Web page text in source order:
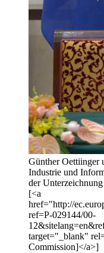
Günther Oettiinger
Industrie und
der
[<a
href="http://
ref=P-029144/00-
target="_blank"
Commission]</a>]